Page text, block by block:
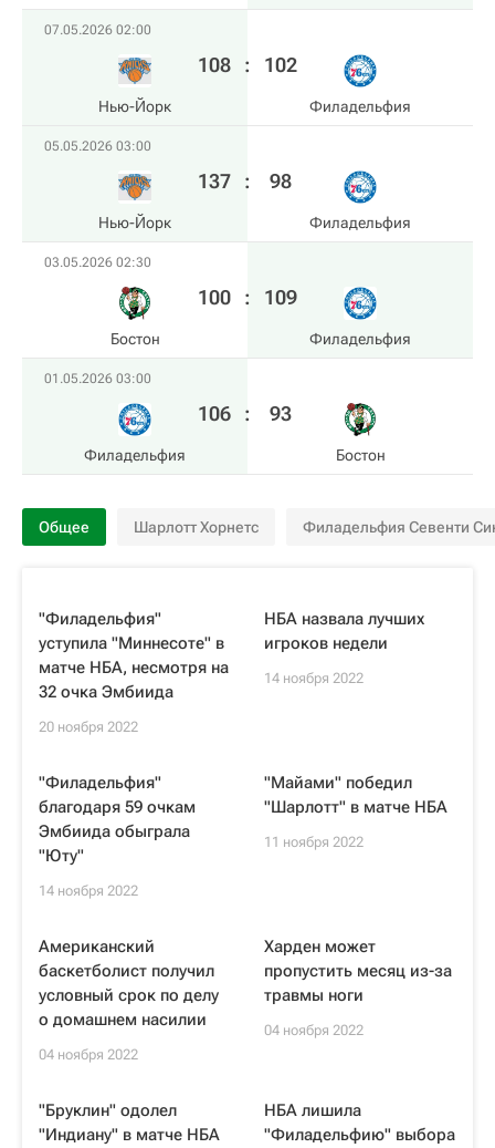
07.05.2026 02:00
Нью-Йорк
108 : 102
Филадельфия
05.05.2026 03:00
Нью-Йорк
137 : 98
Филадельфия
03.05.2026 02:30
Бостон
100 : 109
Филадельфия
01.05.2026 03:00
Филадельфия
106 : 93
Бостон
Общее Шарлотт Хорнетс Филадельфия Севенти
"Филадельфия"
уступила "Миннесоте" в
матче НБА, несмотря на
32 очка Эмбиида
20 ноября 2022
НБА назвала лучших
игроков недели
14 ноября 2022
"Филадельфия"
благодаря 59 очкам
Эмбиида обыграла
"Юту"
14 ноября 2022
"Майами" победил
"Шарлотт" в матче НБА
11 ноября 2022
Американский
баскетболист получил
условный срок по делу
о домашнем насилии
04 ноября 2022
Харден может
пропустить месяц из-за
травмы ноги
04 ноября 2022
"Бруклин" одолел
"Индиану" в матче НБА
НБА лишила
"Филадельфию" выбора